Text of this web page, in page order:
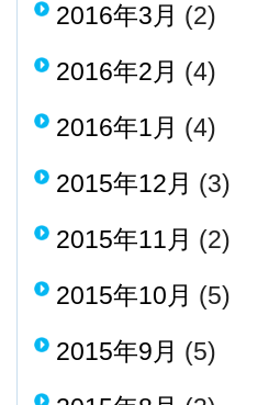
2016年3月 (2)
2016年2月 (4)
2016年1月 (4)
2015年12月 (3)
2015年11月 (2)
2015年10月 (5)
2015年9月 (5)